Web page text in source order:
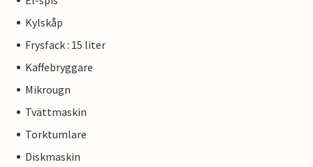
Kylskåp
Frysfack : 15 liter
Kaffebryggare
Mikrougn
Tvättmaskin
Torktumlare
Diskmaskin